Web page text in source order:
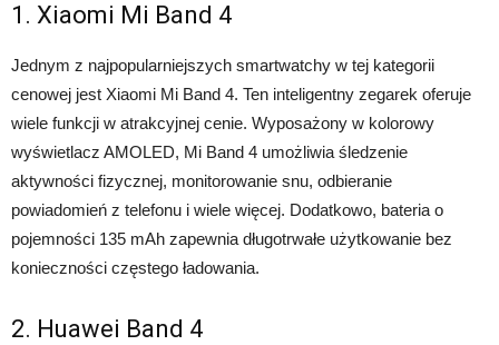
1. Xiaomi Mi Band 4
Jednym z najpopularniejszych smartwatchy w tej kategorii
cenowej jest Xiaomi Mi Band 4. Ten inteligentny zegarek oferuje
wiele funkcji w atrakcyjnej cenie. Wyposażony w kolorowy
wyświetlacz AMOLED, Mi Band 4 umożliwia śledzenie
aktywności fizycznej, monitorowanie snu, odbieranie
powiadomień z telefonu i wiele więcej. Dodatkowo, bateria o
pojemności 135 mAh zapewnia długotrwałe użytkowanie bez
konieczności częstego ładowania.
2. Huawei Band 4